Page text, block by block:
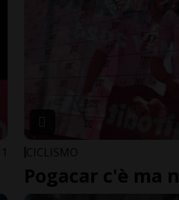
1 CICLISMO
Pogacar c'è ma